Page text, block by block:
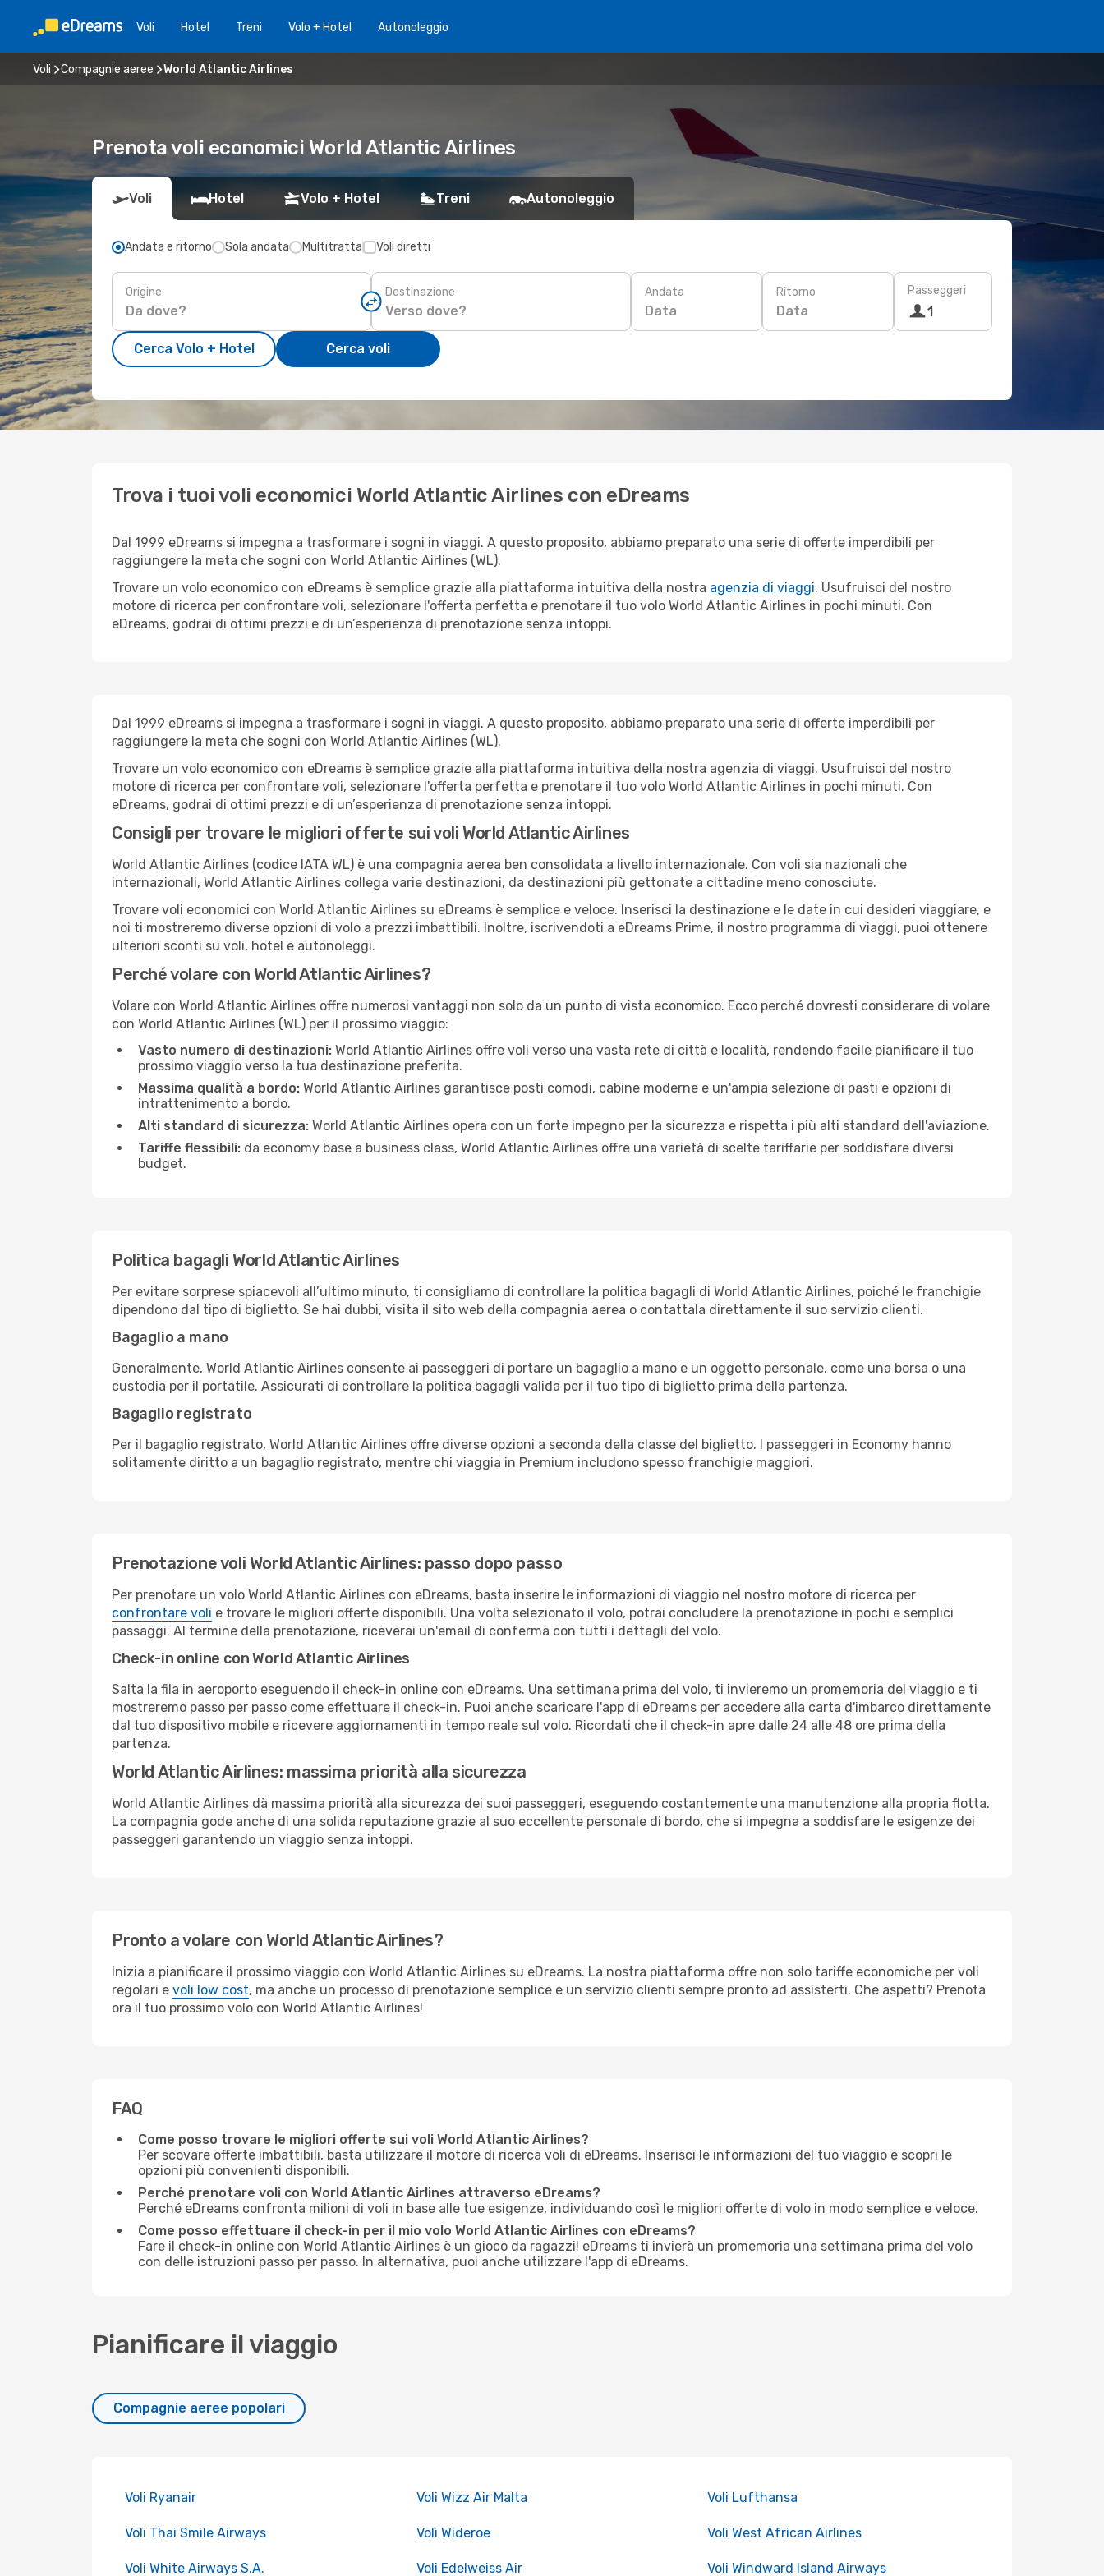
Voli Hotel Treni Volo + Hotel Autonoleggio
Voli Compagnie aeree World Atlantic Airlines
Prenota voli economici World Atlantic Airlines
Voli Hotel Volo + Hotel Treni Autonoleggio
Andata e ritorno Sola andata Multitratta Voli diretti
Origine Destinazione Andata
Data
Ritorno
Data
Passeggeri
1
Cerca Volo + Hotel Cerca voli
Trova i tuoi voli economici World Atlantic Airlines con eDreams
Dal 1999 eDreams si impegna a trasformare i sogni in viaggi. A questo proposito, abbiamo preparato una serie di offerte imperdibili per
raggiungere la meta che sogni con World Atlantic Airlines (WL).
Trovare un volo economico con eDreams è semplice grazie alla piattaforma intuitiva della nostra agenzia di viaggi. Usufruisci del nostro
motore di ricerca per confrontare voli, selezionare l'offerta perfetta e prenotare il tuo volo World Atlantic Airlines in pochi minuti. Con
eDreams, godrai di ottimi prezzi e di un’esperienza di prenotazione senza intoppi.
Dal 1999 eDreams si impegna a trasformare i sogni in viaggi. A questo proposito, abbiamo preparato una serie di offerte imperdibili per
raggiungere la meta che sogni con World Atlantic Airlines (WL).
Trovare un volo economico con eDreams è semplice grazie alla piattaforma intuitiva della nostra agenzia di viaggi. Usufruisci del nostro
motore di ricerca per confrontare voli, selezionare l'offerta perfetta e prenotare il tuo volo World Atlantic Airlines in pochi minuti. Con
eDreams, godrai di ottimi prezzi e di un’esperienza di prenotazione senza intoppi.
Consigli per trovare le migliori offerte sui voli World Atlantic Airlines
World Atlantic Airlines (codice IATA WL) è una compagnia aerea ben consolidata a livello internazionale. Con voli sia nazionali che
internazionali, World Atlantic Airlines collega varie destinazioni, da destinazioni più gettonate a cittadine meno conosciute.
Trovare voli economici con World Atlantic Airlines su eDreams è semplice e veloce. Inserisci la destinazione e le date in cui desideri viaggiare, e
noi ti mostreremo diverse opzioni di volo a prezzi imbattibili. Inoltre, iscrivendoti a eDreams Prime, il nostro programma di viaggi, puoi ottenere
ulteriori sconti su voli, hotel e autonoleggi.
Perché volare con World Atlantic Airlines?
Volare con World Atlantic Airlines offre numerosi vantaggi non solo da un punto di vista economico. Ecco perché dovresti considerare di volare
con World Atlantic Airlines (WL) per il prossimo viaggio:
Vasto numero di destinazioni: World Atlantic Airlines offre voli verso una vasta rete di città e località, rendendo facile pianificare il tuo
prossimo viaggio verso la tua destinazione preferita.
Massima qualità a bordo: World Atlantic Airlines garantisce posti comodi, cabine moderne e un'ampia selezione di pasti e opzioni di
intrattenimento a bordo.
Alti standard di sicurezza: World Atlantic Airlines opera con un forte impegno per la sicurezza e rispetta i più alti standard dell'aviazione.
Tariffe flessibili: da economy base a business class, World Atlantic Airlines offre una varietà di scelte tariffarie per soddisfare diversi
budget.
Politica bagagli World Atlantic Airlines
Per evitare sorprese spiacevoli all’ultimo minuto, ti consigliamo di controllare la politica bagagli di World Atlantic Airlines, poiché le franchigie
dipendono dal tipo di biglietto. Se hai dubbi, visita il sito web della compagnia aerea o contattala direttamente il suo servizio clienti.
Bagaglio a mano
Generalmente, World Atlantic Airlines consente ai passeggeri di portare un bagaglio a mano e un oggetto personale, come una borsa o una
custodia per il portatile. Assicurati di controllare la politica bagagli valida per il tuo tipo di biglietto prima della partenza.
Bagaglio registrato
Per il bagaglio registrato, World Atlantic Airlines offre diverse opzioni a seconda della classe del biglietto. I passeggeri in Economy hanno
solitamente diritto a un bagaglio registrato, mentre chi viaggia in Premium includono spesso franchigie maggiori.
Prenotazione voli World Atlantic Airlines: passo dopo passo
Per prenotare un volo World Atlantic Airlines con eDreams, basta inserire le informazioni di viaggio nel nostro motore di ricerca per
confrontare voli e trovare le migliori offerte disponibili. Una volta selezionato il volo, potrai concludere la prenotazione in pochi e semplici
passaggi. Al termine della prenotazione, riceverai un'email di conferma con tutti i dettagli del volo.
Check-in online con World Atlantic Airlines
Salta la fila in aeroporto eseguendo il check-in online con eDreams. Una settimana prima del volo, ti invieremo un promemoria del viaggio e ti
mostreremo passo per passo come effettuare il check-in. Puoi anche scaricare l'app di eDreams per accedere alla carta d'imbarco direttamente
dal tuo dispositivo mobile e ricevere aggiornamenti in tempo reale sul volo. Ricordati che il check-in apre dalle 24 alle 48 ore prima della
partenza.
World Atlantic Airlines: massima priorità alla sicurezza
World Atlantic Airlines dà massima priorità alla sicurezza dei suoi passeggeri, eseguendo costantemente una manutenzione alla propria flotta.
La compagnia gode anche di una solida reputazione grazie al suo eccellente personale di bordo, che si impegna a soddisfare le esigenze dei
passeggeri garantendo un viaggio senza intoppi.
Pronto a volare con World Atlantic Airlines?
Inizia a pianificare il prossimo viaggio con World Atlantic Airlines su eDreams. La nostra piattaforma offre non solo tariffe economiche per voli
regolari e voli low cost, ma anche un processo di prenotazione semplice e un servizio clienti sempre pronto ad assisterti. Che aspetti? Prenota
ora il tuo prossimo volo con World Atlantic Airlines!
FAQ
Come posso trovare le migliori offerte sui voli World Atlantic Airlines?
Per scovare offerte imbattibili, basta utilizzare il motore di ricerca voli di eDreams. Inserisci le informazioni del tuo viaggio e scopri le
opzioni più convenienti disponibili.
Perché prenotare voli con World Atlantic Airlines attraverso eDreams?
Perché eDreams confronta milioni di voli in base alle tue esigenze, individuando così le migliori offerte di volo in modo semplice e veloce.
Come posso effettuare il check-in per il mio volo World Atlantic Airlines con eDreams?
Fare il check-in online con World Atlantic Airlines è un gioco da ragazzi! eDreams ti invierà un promemoria una settimana prima del volo
con delle istruzioni passo per passo. In alternativa, puoi anche utilizzare l'app di eDreams.
Pianificare il viaggio
Compagnie aeree popolari
Voli Ryanair Voli Wizz Air Malta Voli Lufthansa
Voli Thai Smile Airways Voli Wideroe Voli West African Airlines
Voli White Airways S.A. Voli Edelweiss Air Voli Windward Island Airways